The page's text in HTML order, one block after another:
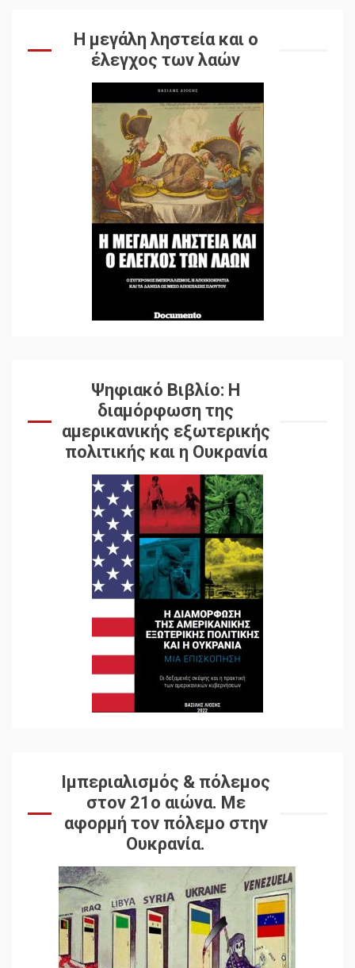
Η μεγάλη ληστεία και ο
έλεγχος των λαών
Ψηφιακό Βιβλίο: Η
διαμόρφωση της
αμερικανικής εξωτερικής
πολιτικής και η Ουκρανία
Ιμπεριαλισμός & πόλεμος
στον 21ο αιώνα. Mε
αφορμή τον πόλεμο στην
Ουκρανία.